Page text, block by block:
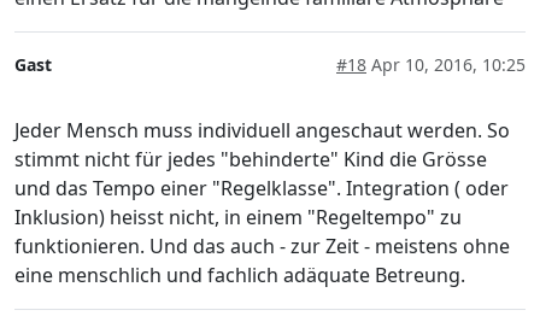
Gast #18 Apr 10, 2016, 10:25
Jeder Mensch muss individuell angeschaut werden. So
stimmt nicht für jedes "behinderte" Kind die Grösse
und das Tempo einer "Regelklasse". Integration ( oder
Inklusion) heisst nicht, in einem "Regeltempo" zu
funktionieren. Und das auch - zur Zeit - meistens ohne
eine menschlich und fachlich adäquate Betreung.